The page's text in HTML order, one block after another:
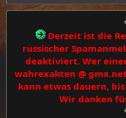
Derzeit ist die
russischer
deaktiviert. Wer
wahrexakten @
kann etwas dauern,
Wir danken